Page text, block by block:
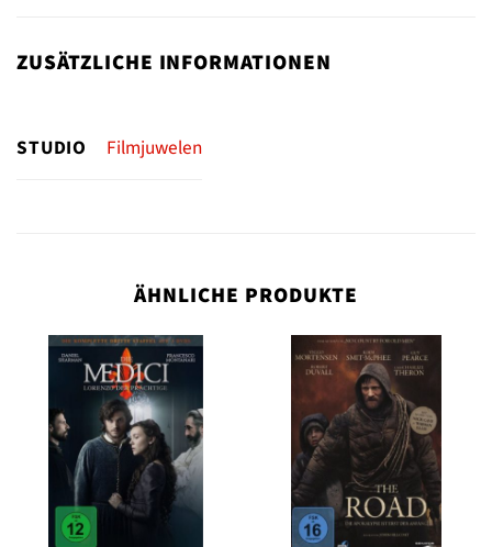
ZUSÄTZLICHE INFORMATIONEN
STUDIO Filmjuwelen
ÄHNLICHE PRODUKTE